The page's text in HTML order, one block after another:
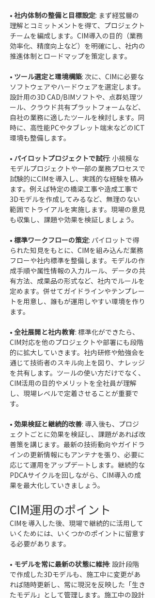
• 社内体制の整備と目標設定: まず経営層の
理解とコミットメントを得て、プロジェクト
チームを編成します。CIM導入の目的（業務
効率化、精度向上など）を明確にし、社内の
• ツール選定と環境構築: 次に、CIMに必要な
ソフトウェアやハードウェアを選定します。
設計用の3D CAD/BIMソフトや、点群処理ツ
ール、クラウド共有プラットフォームなど、
自社の業務に適したツールを検討します。同
時に、高性能PCやタブレット端末などのICT
• パイロットプロジェクトで試行: 小規模な
モデルプロジェクトや一部の業務プロセスで
試験的にCIMを導入し、実践的な経験を積み
ます。例えば特定の橋梁工事や造成工事で
3Dモデルを作成してみるなど、無理のない
範囲でトライアルを実施します。現場の意見
• 標準ワークフローの策定: パイロットで得
られた知見をもとに、CIMを組み込んだ業務
フローや社内標準を整備します。モデルの作
成手順や属性情報の入力ルール、データの共
有方法、成果品の形式など、社内でルールを
定めます。併せてガイドラインやテンプレー
トを用意し、誰もが運用しやすい環境を作り
• 全社展開と社内教育: 標準化ができたら、
CIM対応を他のプロジェクトや部署にも段階
的に拡大していきます。社内研修や勉強会を
通じて技術者のスキル向上を図り、ナレッジ
を共有します。ツールの使い方だけでなく、
CIM活用の目的やメリットを全社員が理解
し、現場レベルで定着させることが重要で
• 効果検証と継続的改善: 導入後も、プロジ
ェクトごとに効果を検証し、課題があれば改
善策を講じます。最新の技術動向やガイドラ
インの更新情報にもアンテナを張り、必要に
応じて運用をアップデートします。継続的な
PDCAサイクルを回しながら、CIM導入の成
果を最大化していきましょう。
CIM運用のポイント
CIMを導入した後、現場で継続的に活用して
いくためには、いくつかのポイントに留意す
る必要があります。
• モデルを常に最新の状態に維持: 設計段階
で作成した3Dモデルも、施工中に変更があ
れば随時更新し、常に現況を反映した「生き
たモデル」として管理します。施工中の設計